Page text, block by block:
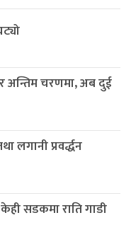
अन्तिम चरणमा, अब दुई
लगानी प्रवर्द्धन
सडकमा राति गाडी